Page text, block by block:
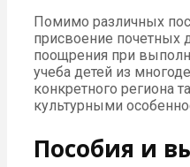
Помимо различных
присвоение почетных
поощрения при
учеба детей из
конкретного региона
культурными
Пособия и